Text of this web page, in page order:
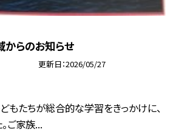
からのお知らせ
更新日 2026/05/27
もたちが総合的な学習をきっかけに、
ご家族...